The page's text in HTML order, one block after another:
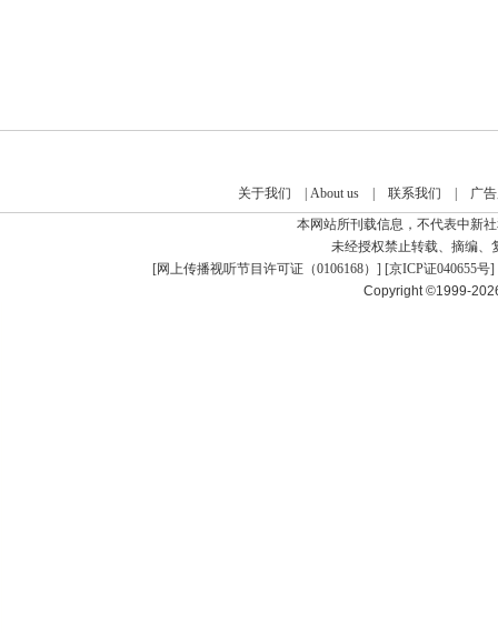
关于我们 About us| 联系我们
广
本网站所刊载信息，不代表中新
未经授权禁止转载、摘编、
[网上传播视听节目许可证（0106168） ] [京ICP证040655号]
Copyright ©1999-